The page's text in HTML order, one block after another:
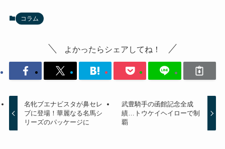
コラム
よかったらシェアしてね！
名牝ブエナビスタが鼻セレ
ブに登場！華麗なる名馬シ
リーズのパッケージに
武豊騎手の函館記念全成
績…トウケイヘイローで制
覇